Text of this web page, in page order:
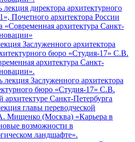
лекция директора архитектурного
Почетного архитектора России
архитектура Санкт-
лекция Заслуженного архитектора
бюро «Студия-17» С.В.
архитектуре Санкт-Петербурга